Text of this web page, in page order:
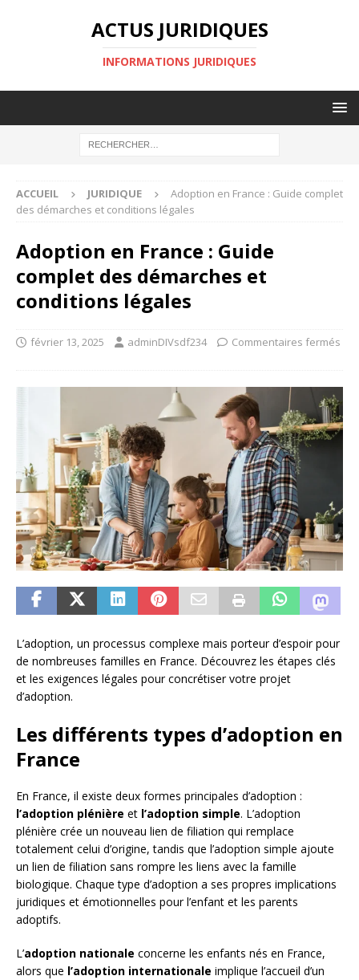
ACTUS JURIDIQUES
INFORMATIONS JURIDIQUES
ACCUEIL JURIDIQUE
Adoption en France : Guide complet
des démarches et conditions légales
Adoption en France : Guide
complet des démarches et
conditions légales
février 13, 2025 adminDIVsdf234 Commentaires fermés
L’adoption, un processus complexe mais porteur d’espoir pour
de nombreuses familles en France. Découvrez les étapes clés
et les exigences légales pour concrétiser votre projet
d’adoption.
Les différents types d’adoption en
France
En France, il existe deux formes principales d’adoption :
l’adoption plénière et l’adoption simple. L’adoption
plénière crée un nouveau lien de filiation qui remplace
totalement celui d’origine, tandis que l’adoption simple ajoute
un lien de filiation sans rompre les liens avec la famille
biologique. Chaque type d’adoption a ses propres implications
juridiques et émotionnelles pour l’enfant et les parents
adoptifs.
L’adoption nationale concerne les enfants nés en France,
alors que l’adoption internationale implique l’accueil d’un